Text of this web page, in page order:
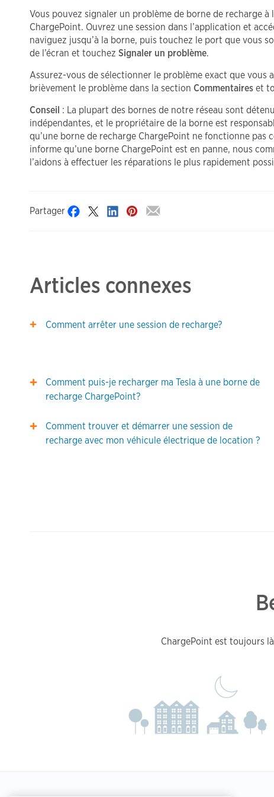
Vous pouvez signaler un problème de borne de recharge
ChargePoint. Ouvrez une session dans l’application et
naviguez jusqu’à la borne, puis touchez le port que vous
de l’écran et touchez Signaler un problème.
Assurez-vous de sélectionner le problème exact que vous
brièvement le problème dans la section Commentaires et
Conseil : La plupart des bornes de notre réseau sont
indépendantes, et le propriétaire de la borne est
qu’une borne de recharge ChargePoint ne fonctionne pas
informe qu’une borne ChargePoint est en panne, nous
l’aidons à effectuer les réparations le plus rapidement
Partager
Articles connexes
Comment arrêter une session de recharge?
Comment puis-je recharger ma Tesla à une borne de
recharge ChargePoint?
Comment trouver et démarrer une session de
recharge avec mon véhicule électrique de location ?
ChargePoint est toujours